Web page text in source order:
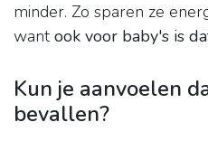
minder. Zo sparen ze
wantook voor baby's is
Kun je aanvoelen
bevallen?